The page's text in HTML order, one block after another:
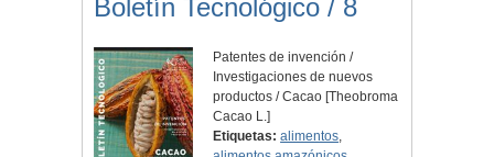
Boletín Tecnológico / 8
Patentes de invención /
Investigaciones de nuevos
productos / Cacao [Theobroma
Cacao L.]
Etiquetas: alimentos,